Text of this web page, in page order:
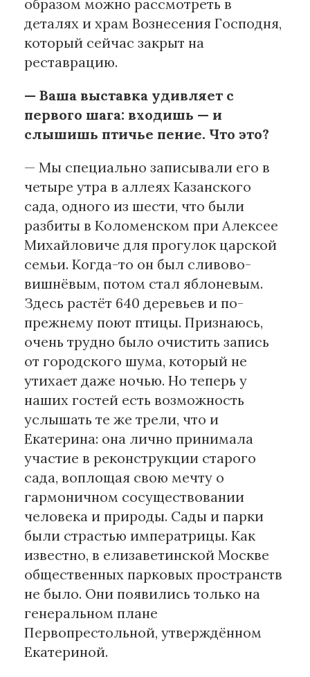
образом можно рассмотреть в
деталях и храм Вознесения Господня,
который сейчас закрыт на
реставрацию.
— Ваша выставка удивляет с
первого шага: входишь — и
слышишь птичье пение. Что это?
— Мы специально записывали его в
четыре утра в аллеях Казанского
сада, одного из шести, что были
разбиты в Коломенском при Алексее
Михайловиче для прогулок царской
семьи. Когда-то он был сливово-
вишнёвым, потом стал яблоневым.
Здесь растёт 640 деревьев и по-
прежнему поют птицы. Признаюсь,
очень трудно было очистить запись
от городского шума, который не
утихает даже ночью. Но теперь у
наших гостей есть возможность
услышать те же трели, что и
Екатерина: она лично принимала
участие в реконструкции старого
сада, воплощая свою мечту о
гармоничном сосуществовании
человека и природы. Сады и парки
были страстью императрицы. Как
известно, в елизаветинской Москве
общественных парковых пространств
не было. Они появились только на
генеральном плане
Первопрестольной, утверждённом
Екатериной.